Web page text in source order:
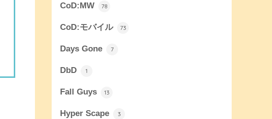
CoD:MW 78
CoD:モバイル 73
Days Gone 7
DbD 1
Fall Guys 13
Hyper Scape 3